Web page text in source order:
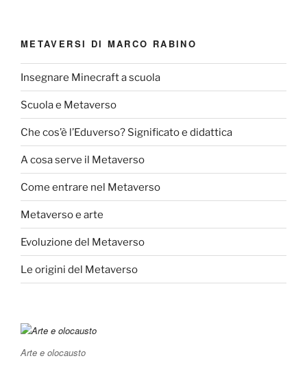
METAVERSI DI MARCO RABINO
Insegnare Minecraft a scuola
Scuola e Metaverso
Che cos’è l’Eduverso? Significato e didattica
A cosa serve il Metaverso
Come entrare nel Metaverso
Metaverso e arte
Evoluzione del Metaverso
Le origini del Metaverso
Arte e olocausto